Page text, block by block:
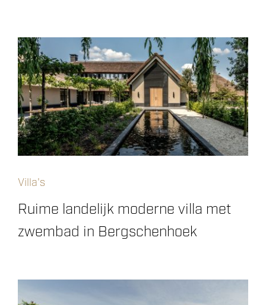
Ruime landelijk moderne villa met
zwembad in Bergschenhoek
Villa's